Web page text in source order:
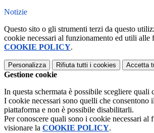
Notizie
Questo sito o gli strumenti terzi da questo
cookie necessari al funzionamento ed utili alle
COOKIE POLICY.
Personalizza Rifiuta tutti i cookies Accetta
Gestione cookie
In questa schermata è possibile scegliere quali
I cookie necessari sono quelli che consentono
piattaforma e non è possibile disabilitarli.
Per conoscere quali sono i cookie necessari al
visionare la COOKIE POLICY.